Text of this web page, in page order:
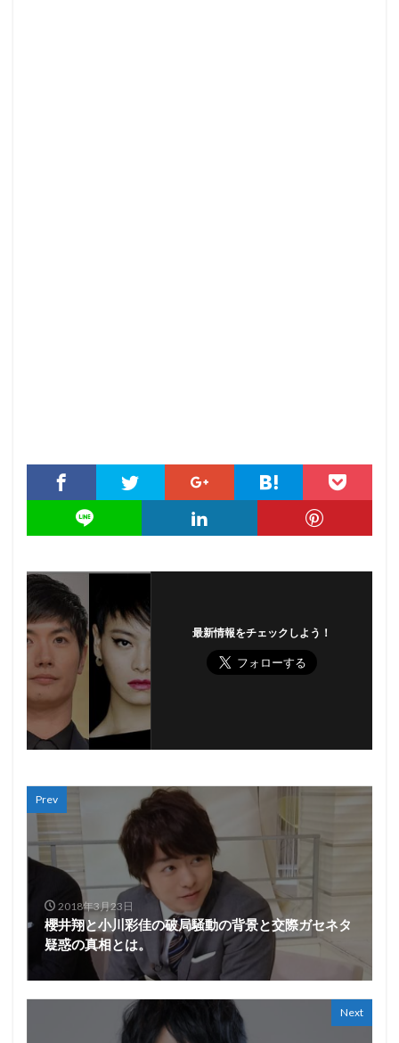
最新情報をチェックしよう！
Prev
2018年3月23日
櫻井翔と小川彩佳の破局騒動の背景と交際ガセネタ
疑惑の真相とは。
Next